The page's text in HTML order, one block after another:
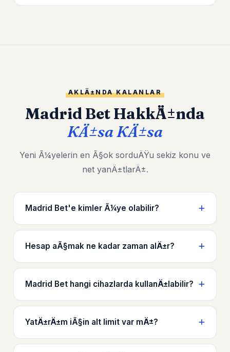
AKLÄ±NDA KALANLAR
Madrid Bet HakkÄ±nda
KÄ±sa KÄ±sa
Yeni Ã¼yelerin en Ã§ok sorduÄŸu sekiz konu ve
net yanÄ±tlarÄ±.
Madrid Bet'e kimler Ã¼ye olabilir?
Hesap aÃ§mak ne kadar zaman alÄ±r?
Madrid Bet hangi cihazlarda kullanÄ±labilir?
YatÄ±rÄ±m iÃ§in alt limit var mÄ±?